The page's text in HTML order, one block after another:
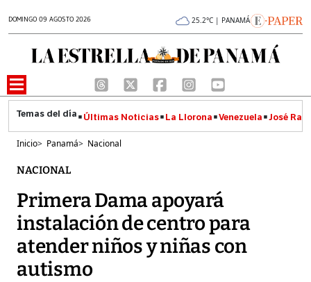
DOMINGO 09 AGOSTO 2026 25.2°C | PANAMÁ
Últimas Noticias La Llorona Venezuela José
Inicio> Panamá> Nacional
NACIONAL
Primera Dama apoyará
instalación de centro para
atender niños y niñas con
autismo